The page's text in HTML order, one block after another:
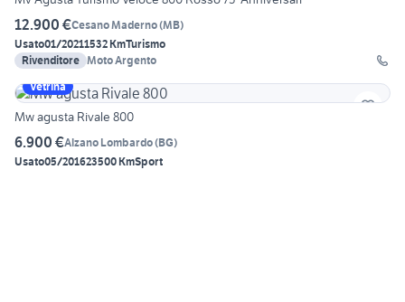
12.900 €Cesano Maderno(MB)
Usato01/20211532 KmTurismo
Rivenditore Moto Argento
Vetrina
Mw agusta Rivale 800
6.900 €Alzano Lombardo(BG)
Usato05/201623500 KmSport